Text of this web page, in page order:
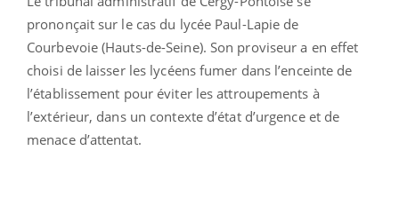
prononçait sur le cas du lycée Paul-Lapie de
Courbevoie (Hauts-de-Seine). Son proviseur a en effet
choisi de laisser les lycéens fumer dans l’enceinte de
l’établissement pour éviter les attroupements à
l’extérieur, dans un contexte d’état d’urgence et de
menace d’attentat.